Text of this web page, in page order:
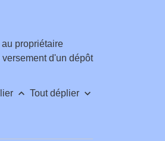
propriétaire
d'un dépôt
keyboard_arrow_up Tout déplier keyboard_arrow_down